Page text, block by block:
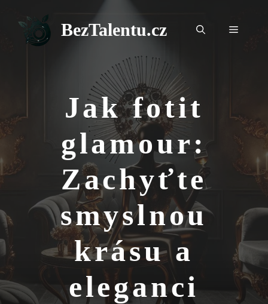
obsah
BezTalentu.cz Menu
Jak fotit
glamour:
Zachyťte
smyslnou
krásu a
eleganci